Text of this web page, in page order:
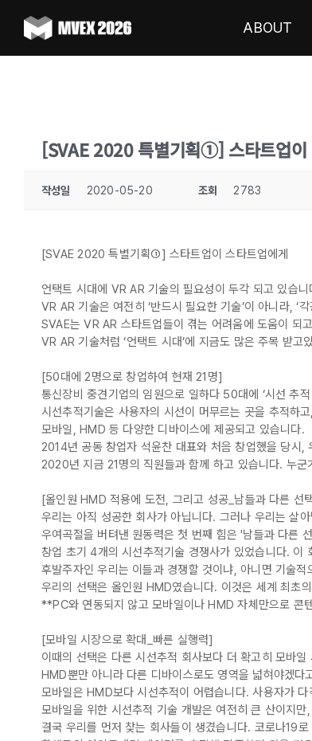
content
ABOUT
[SVAE 2020 특별기획①] 스타트업이
작성일 2020-05-20 조회 2783
[SVAE 2020 특별기획①] 스타트업이 스타트업에게
언택트 시대에 VR AR 기술의 필요성이 두각 되고 있습
VR AR 기술은 여전히 ‘반드시 필요한 기술’이 아니라, ‘
SVAE는 VR AR 스타트업들이 겪는 어려움에 도움이 되
VR AR 기술처럼 ‘언택트 시대’에 지금도 많은 주목 받고
[50대에 2명으로 창업하여 현재 21명]
통신장비 중견기업의 임원으로 일하다 50대에 ‘시선 추
시선추적기술은 사용자의 시선이 머무르는 곳을 추적하
모바일, HMD 등 다양한 디바이스에 제공되고 있습니다.
2014년 공동 창업자 석윤찬 대표와 처음 창업했을 당시,
2020년 지금 21명의 직원들과 함께 하고 있습니다. 누
[올인원 HMD 적용에 도전, 그리고 성공_남들과 다른 선
우리는 아직 성공한 회사가 아닙니다. 그러나 우리는 살
우여곡절을 버텨낸 원동력은 첫 번째 힘은 '남들과 다른
창업 초기 4개의 시선추적기술 경쟁사가 있었습니다.
후발주자인 우리는 이들과 경쟁할 것이냐, 아니면 기술
우리의 선택은 올인원 HMD였습니다. 이것은 세계 최초
**PC와 연동되지 않고 모바일이나 HMD 자체만으로 콘
[모바일 시장으로 확대_빠른 실행력]
이때의 선택은 다른 시선추적 회사보다 더 확고히 모바
HMD뿐만 아니라 다른 디바이스로도 영역을 넓혀야겠
모바일은 HMD보다 시선추적이 어렵습니다. 사용자가
모바일을 위한 시선추적 기술 개발은 여전히 큰 산이지
결국 우리를 먼저 찾는 회사들이 생겼습니다. 코로나19